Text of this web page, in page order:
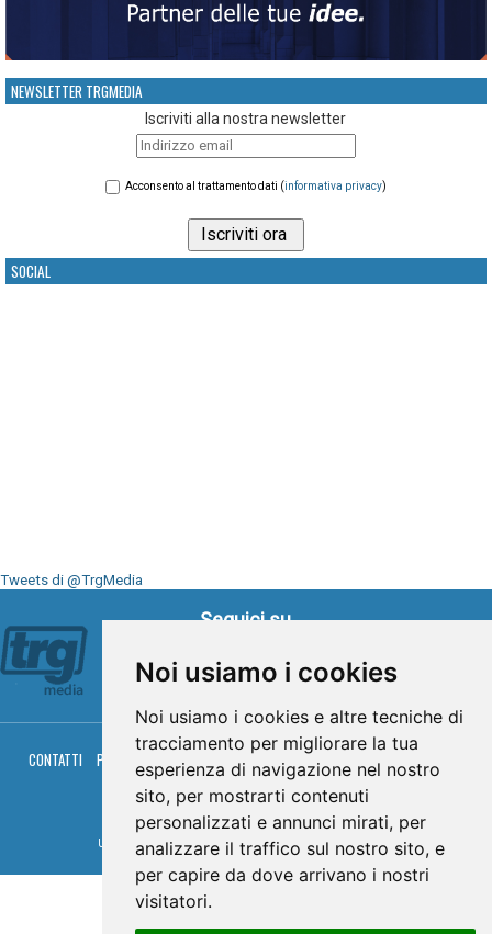
Noi usiamo i cookies
Noi usiamo i cookies e altre tecniche di
tracciamento per migliorare la tua
esperienza di navigazione nel nostro
sito, per mostrarti contenuti
personalizzati e annunci mirati, per
analizzare il traffico sul nostro sito, e
per capire da dove arrivano i nostri
visitatori.
NEWSLETTER TRGMEDIA
Iscriviti alla nostra newsletter
Acconsento al trattamento dati (informativa privacy)
SOCIAL
Tweets di @TrgMedia
Seguici su
CONTATTI PRIVACY COOKIES PALINSESTO DIRETTA TV
DIRETTA RADIO
RGM HITRADIO
© TRG Media 2005-2026
Umbria Televisioni s.r.l. - P.I.00496230541 - www.trgmedia.it- Powered by